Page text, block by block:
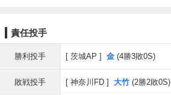
責任投手
勝利投手 茨城AP 金 (4勝3敗0S)
敗戦投手 神奈川FD 大竹 (2勝2敗0S)